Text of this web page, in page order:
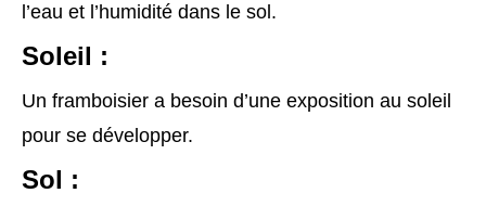
l’eau et l’humidité dans le sol.
Soleil :
Un framboisier a besoin d’une exposition au soleil
pour se développer.
Sol :